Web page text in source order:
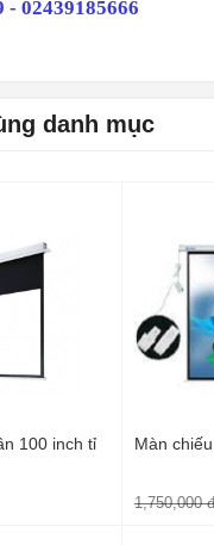
- 02439185666
danh mục
100 inch tỉ
Màn
1,750,000 đ